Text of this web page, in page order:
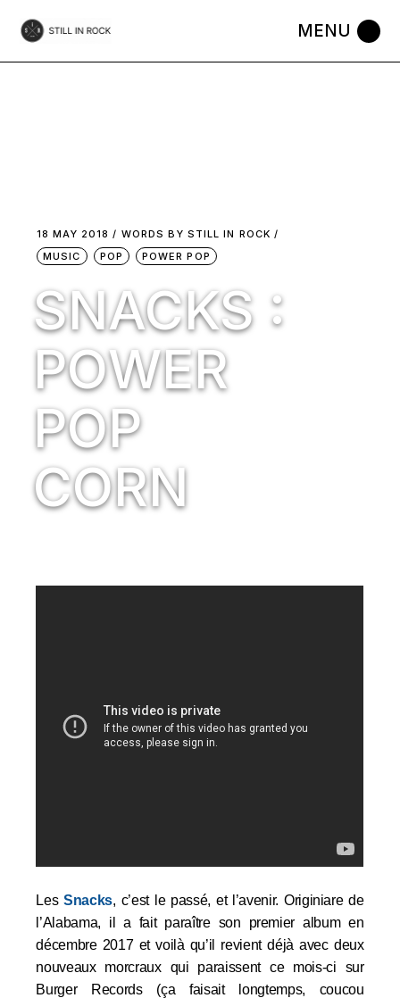
the
18 MAY 2018 WORDS BY STILL IN ROCK
MUSIC
POP POWER POP
SNACKS :
POWER
POP
CORN
LesSnacks, c’est le passé, et l’avenir. Originiare de
l’Alabama, il a fait paraître son premier album en
décembre 2017 et voilà qu’il revient déjà avec deux
nouveaux morcraux qui paraissent ce mois-ci sur
Burger Records (ça faisait longtemps, coucou